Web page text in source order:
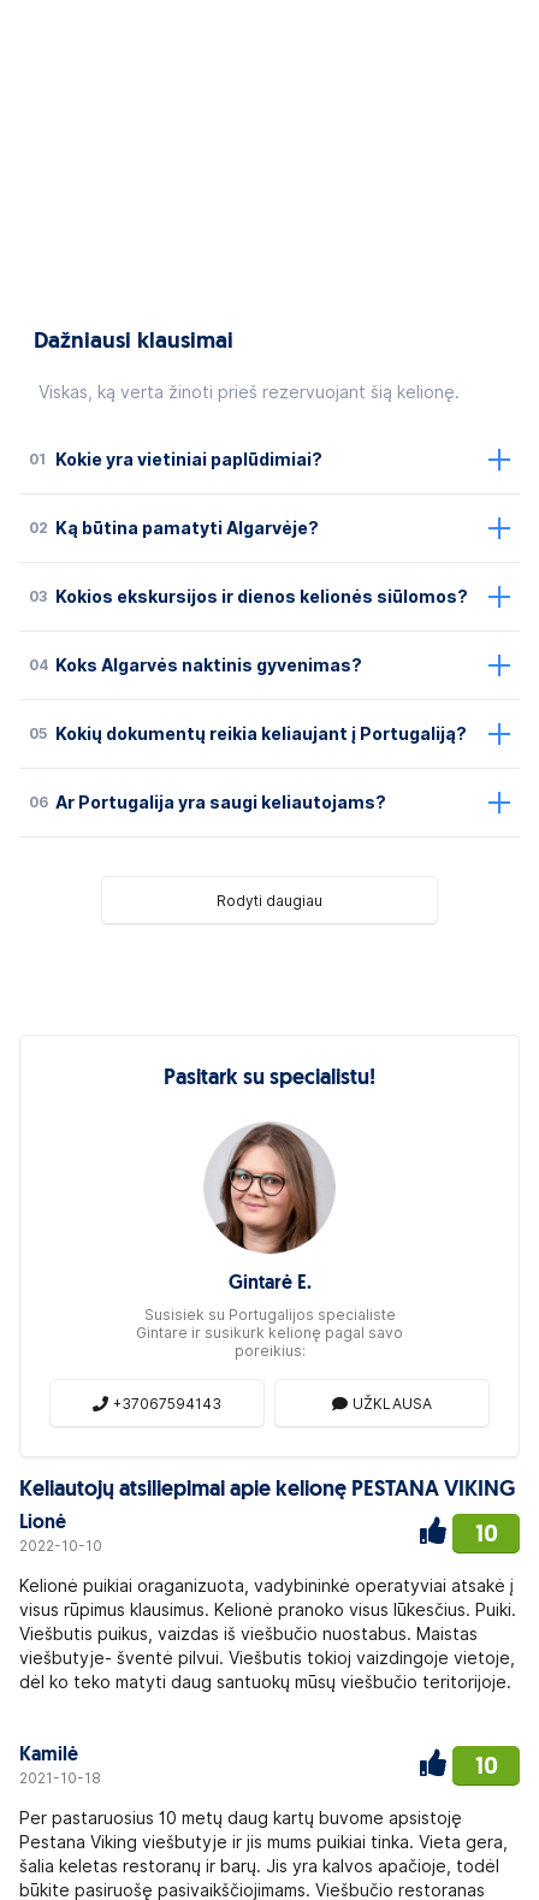
Dažniausi klausimai
Viskas, ką verta žinoti prieš rezervuojant šią kelionę.
01 Kokie yra vietiniai paplūdimiai?
02 Ką būtina pamatyti Algarvėje?
03 Kokios ekskursijos ir dienos kelionės siūlomos?
04 Koks Algarvės naktinis gyvenimas?
05 Kokių dokumentų reikia keliaujant į Portugaliją?
06 Ar Portugalija yra saugi keliautojams?
Rodyti daugiau
Pasitark su specialistu!
Gintarė E.
Susisiek su Portugalijos specialiste
Gintare ir susikurk kelionę pagal savo
poreikius:
+37067594143 UŽKLAUSA
Keliautojų atsiliepimai apie kelionę PESTANA VIKING
Lionė
2022-10-10 10
Kelionė puikiai oraganizuota, vadybininkė operatyviai atsakė į
visus rūpimus klausimus. Kelionė pranoko visus lūkesčius. Puiki.
Viešbutis puikus, vaizdas iš viešbučio nuostabus. Maistas
viešbutyje- šventė pilvui. Viešbutis tokioj vaizdingoje vietoje,
dėl ko teko matyti daug santuokų mūsų viešbučio teritorijoje.
Kamilė
2021-10-18 10
Per pastaruosius 10 metų daug kartų buvome apsistoję
Pestana Viking viešbutyje ir jis mums puikiai tinka. Vieta gera,
šalia keletas restoranų ir barų. Jis yra kalvos apačioje, todėl
būkite pasiruošę pasivaikščiojimams. Viešbučio restoranas